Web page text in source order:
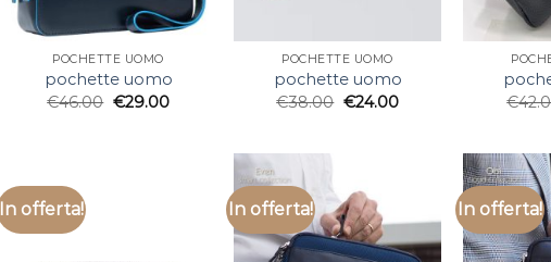
POCHETTE UOMO
pochette uomo
€46.00 €29.00
POCHETTE UOMO
pochette uomo
€38.00 €24.00
€
In offerta! In offerta! In offerta!